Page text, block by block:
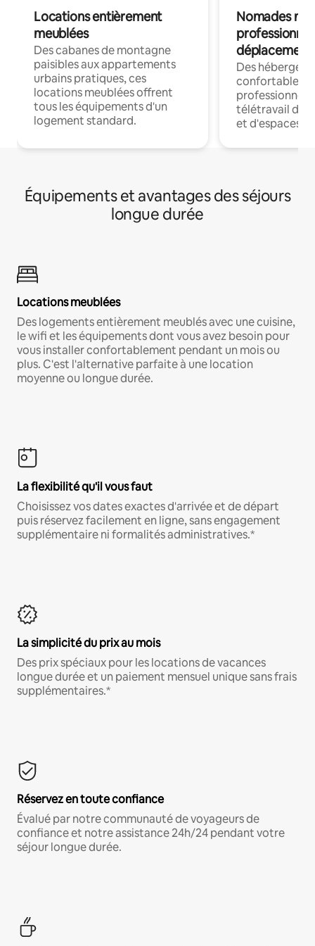
Locations entièrement
meublées
Des cabanes de montagne
paisibles aux appartements
urbains pratiques, ces
locations meublées offrent
tous les équipements d'un
logement standard.
Nomades
déplacement
Des
confortables
professionnels
télétravail
et d'espaces
Équipements et avantages des séjours
longue durée
Locations meublées
Des logements entièrement meublés avec une cuisine,
le wifi et les équipements dont vous avez besoin pour
vous installer confortablement pendant un mois ou
plus. C'est l'alternative parfaite à une location
moyenne ou longue durée.
La flexibilité qu'il vous faut
Choisissez vos dates exactes d'arrivée et de départ
puis réservez facilement en ligne, sans engagement
supplémentaire ni formalités administratives.*
La simplicité du prix au mois
Des prix spéciaux pour les locations de vacances
longue durée et un paiement mensuel unique sans frais
supplémentaires.*
Réservez en toute confiance
Évalué par notre communauté de voyageurs de
confiance et notre assistance 24h/24 pendant votre
séjour longue durée.